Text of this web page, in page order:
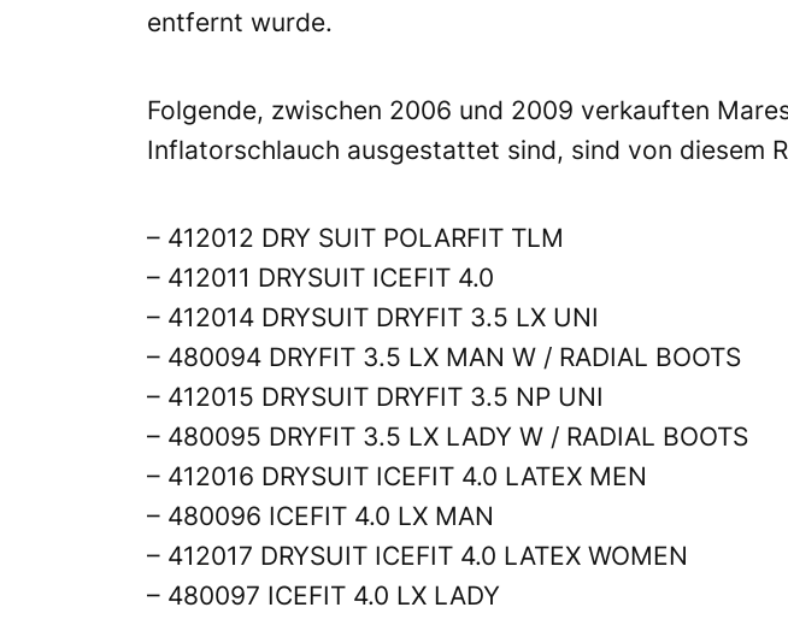
entfernt wurde.
Folgende, zwischen 2006 und 2009 verkauften
Inflatorschlauch ausgestattet sind, sind von diesem
– 412012 DRY SUIT POLARFIT TLM
– 412011 DRYSUIT ICEFIT 4.0
– 412014 DRYSUIT DRYFIT 3.5 LX UNI
– 480094 DRYFIT 3.5 LX MAN W / RADIAL BOOTS
– 412015 DRYSUIT DRYFIT 3.5 NP UNI
– 480095 DRYFIT 3.5 LX LADY W / RADIAL BOOTS
– 412016 DRYSUIT ICEFIT 4.0 LATEX MEN
– 480096 ICEFIT 4.0 LX MAN
– 412017 DRYSUIT ICEFIT 4.0 LATEX WOMEN
– 480097 ICEFIT 4.0 LX LADY